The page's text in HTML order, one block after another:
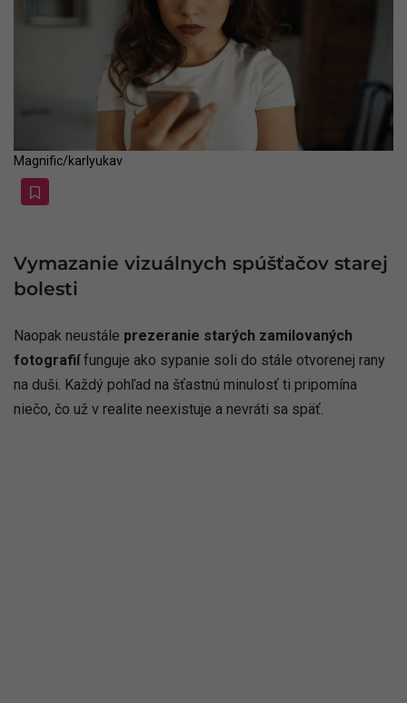
Magnific/karlyukav
Vymazanie vizuálnych spúšťačov starej
bolesti
Naopak neustále prezeranie starých zamilovaných
fotografiífunguje ako sypanie soli do stále otvorenej rany
na duši. Každý pohľad na šťastnú minulosť ti pripomína
niečo, čo už v realite neexistuje a nevráti sa späť.